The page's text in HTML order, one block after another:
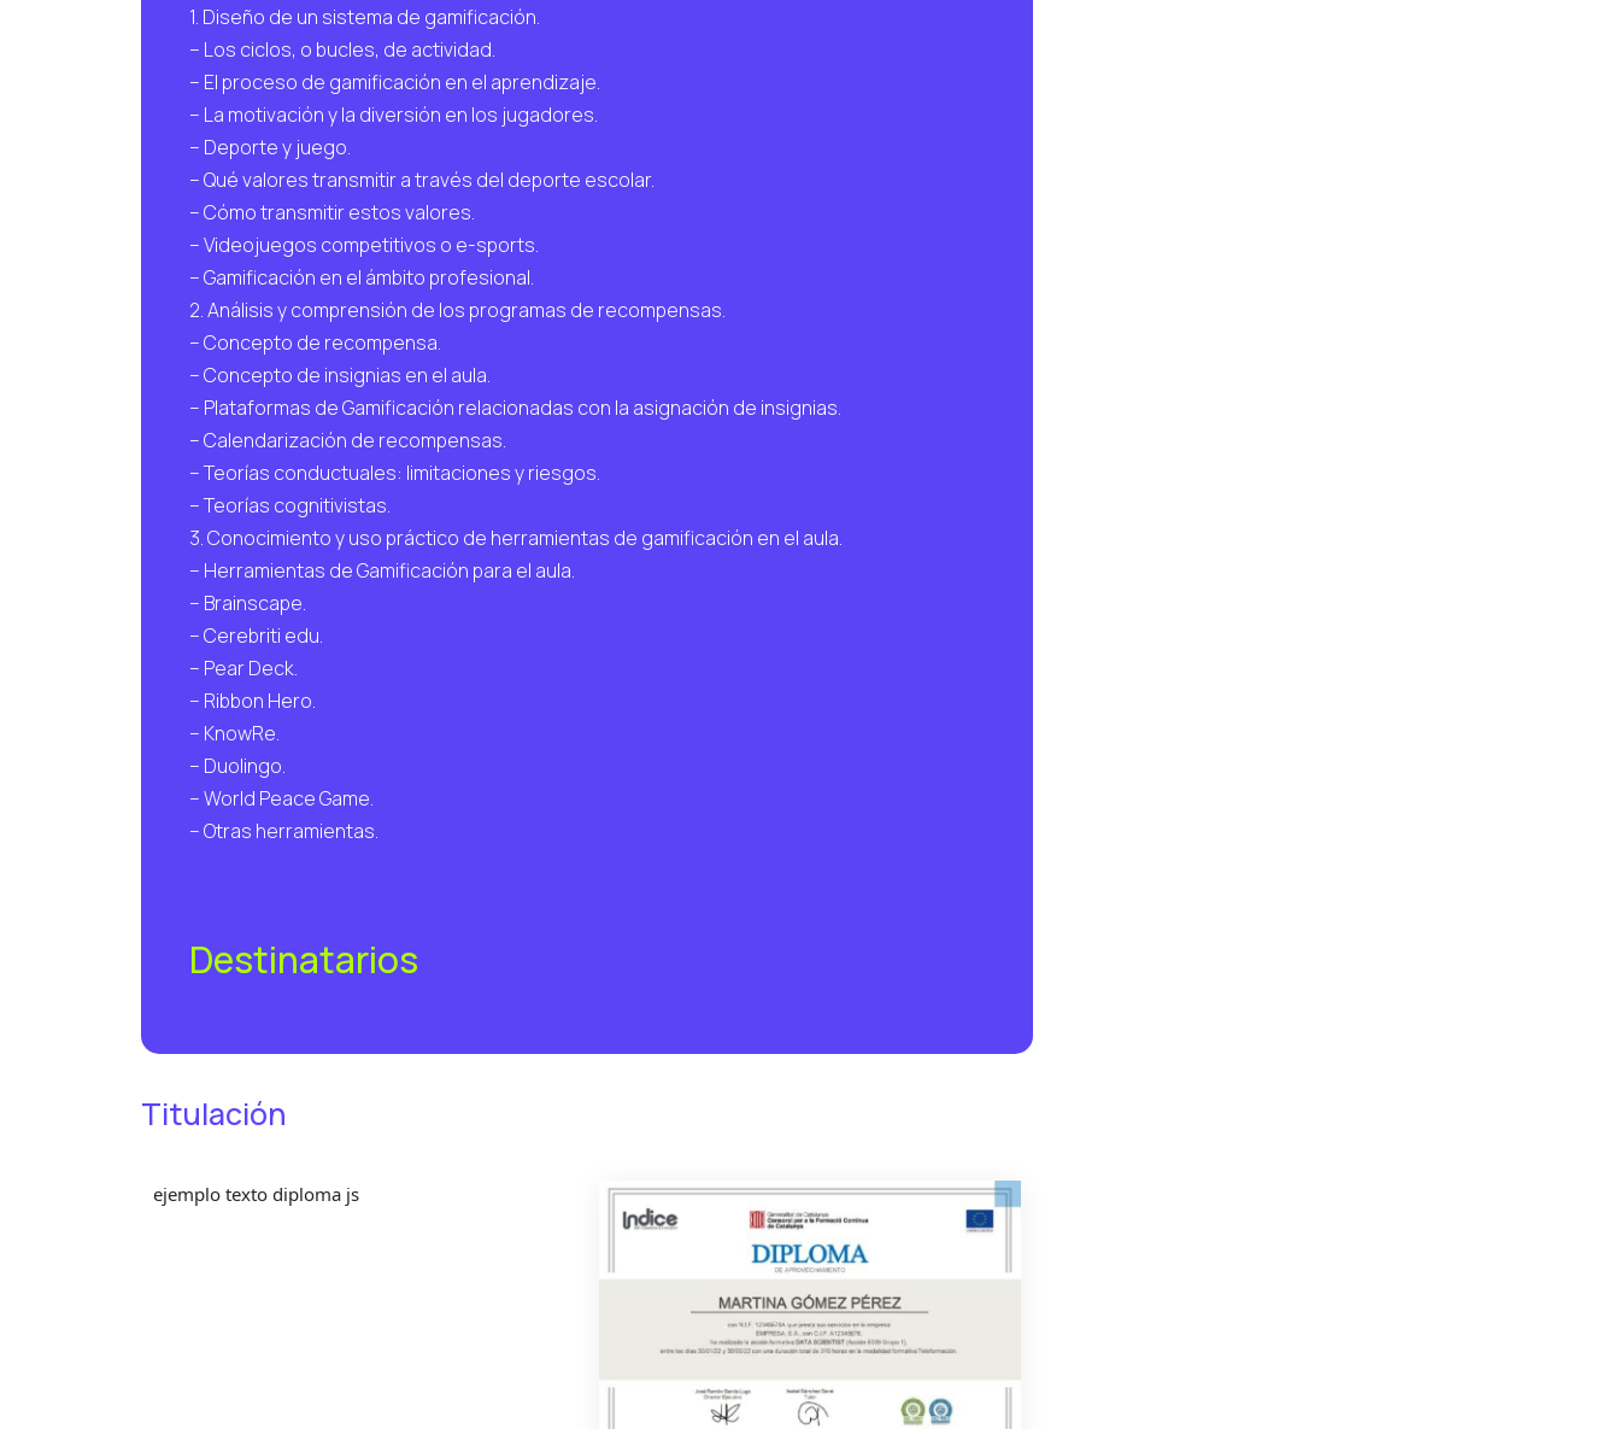
1. Diseño de un sistema de gamificación.
– Los ciclos, o bucles, de actividad.
– El proceso de gamificación en el aprendizaje.
– La motivación y la diversión en los jugadores.
– Deporte y juego.
– Qué valores transmitir a través del deporte escolar.
– Cómo transmitir estos valores.
– Videojuegos competitivos o e-sports.
– Gamificación en el ámbito profesional.
2. Análisis y comprensión de los programas de recompensas.
– Concepto de recompensa.
– Concepto de insignias en el aula.
– Plataformas de Gamificación relacionadas con la asignación de insignias.
– Calendarización de recompensas.
– Teorías conductuales: limitaciones y riesgos.
– Teorías cognitivistas.
3. Conocimiento y uso práctico de herramientas de gamificación en el aula.
– Herramientas de Gamificación para el aula.
– Brainscape.
– Cerebriti edu.
– Pear Deck.
– Ribbon Hero.
– KnowRe.
– Duolingo.
– World Peace Game.
– Otras herramientas.
Destinatarios
Titulación
ejemplo texto diploma js